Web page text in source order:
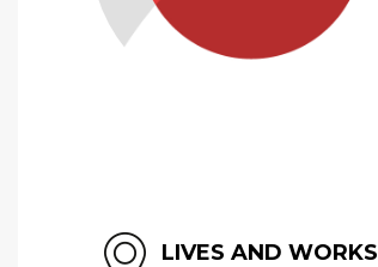
LIVES AND WORKS